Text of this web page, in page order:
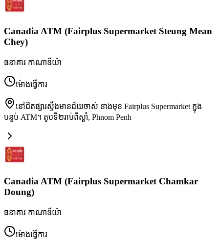
Canadia ATM (Fairplus Supermarket Steung Mean
Chey)
ធនាគារ កាណាឌីយ៉ា
ម៉ោងធ្វើការ
នៅជិតផ្សារស្ទឹងមានជ័យចាស់ ខាងមុខ Fairplus Supermarket ក្នុង
បន្ទប់ ATM។ តូបទី២រាប់ពីស្តាំ, Phnom Penh
Canadia ATM (Fairplus Supermarket Chamkar
Doung)
ធនាគារ កាណាឌីយ៉ា
ម៉ោងធ្វើការ